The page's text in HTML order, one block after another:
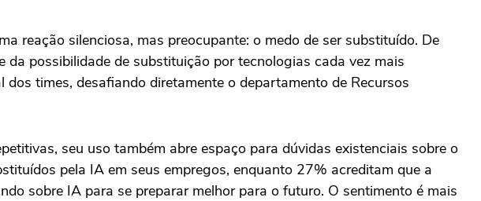
reação silenciosa, mas preocupante: o medo de ser substituído. De
possibilidade de substituição por tecnologias cada vez mais
times, desafiando diretamente o departamento de Recursos
seu uso também abre espaço para dúvidas existenciais sobre o
pela IA em seus empregos, enquanto 27% acreditam que a
sobre IA para se preparar melhor para o futuro. O sentimento é mais